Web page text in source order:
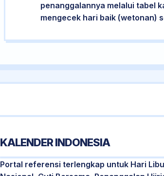
penanggalannya melalui tabel
mengecek hari baik (wetonan)
KALENDER INDONESIA
Portal referensi terlengkap untuk Hari